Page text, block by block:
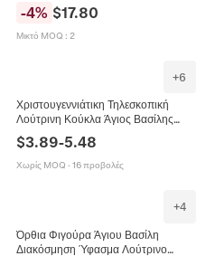
Πλαστικό Στόλισμα Με Λευκή
Γενειάδα Γυαλιά Τσάντα Δώρου
-4% $17.80
Μικτό MOQ : 2
+6
Χριστουγεννιάτικη Τηλεσκοπική
Λούτρινη Κούκλα Άγιος Βασίλης
Χιονάνθρωπος Τάρανδος Grinch
Φιγούρα Καρό Ύφασμα Μακριά
Πόδια Χριστουγεννιάτικη
$3.89-5.48
Χωρίς MOQ · 16 προβολές
+4
Όρθια Φιγούρα Άγιου Βασίλη
Διακόσμηση Ύφασμα Λούτρινο